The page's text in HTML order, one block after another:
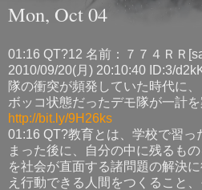
Mon, Oct 04
01:16 QT?12 名前：７７４ＲＲ
2010/09/20(月) 20:10:40 ID:3/
隊の衝突が頻発していた時代に
ボッコ状態だったデモ隊が一計
http://bit.ly/9H26ks
01:16 QT?教育とは、学校で習っ
まった後に、自分の中に残るも
を社会が直面する諸問題の解決
え行動できる人間をつくること